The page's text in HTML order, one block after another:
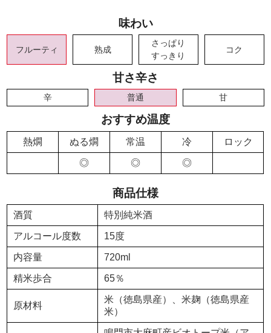
味わい
フルーティ 熟成
さっぱり
すっきり
コク
甘さ辛さ
辛 普通 甘
おすすめ温度
熱燗 ぬる燗 常温 冷 ロック
◎ ◎ ◎
商品仕様
酒質 特別純米酒
アルコール度数 15度
内容量 720ml
精米歩合 65％
原材料
米（徳島県産）、米麹（徳島県産
米）